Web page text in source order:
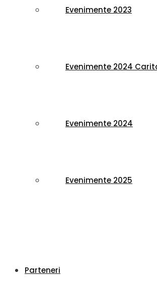
Evenimente 2023
Evenimente 2024
Evenimente 2024
Evenimente 2025
Parteneri